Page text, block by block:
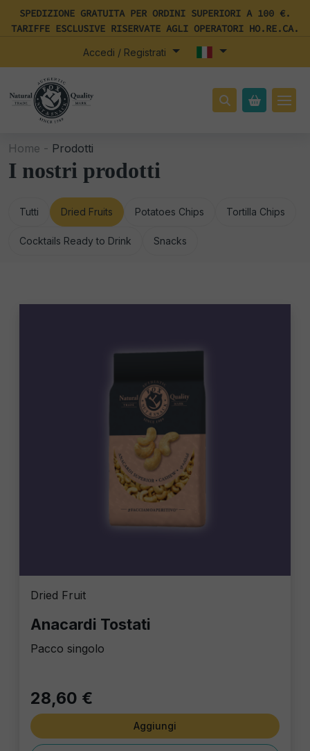
SPEDIZIONE GRATUITA PER ORDINI SUPERIORI A 100 €.
TARIFFE ESCLUSIVE RISERVATE AGLI OPERATORI HO.RE.CA.
Accedi / Registrati
Home - Prodotti
I nostri prodotti
Tutti Dried Fruits Potatoes Chips Tortilla Chips
Cocktails Ready to Drink Snacks
Dried Fruit
Anacardi Tostati
Pacco singolo
28,60 €
Aggiungi